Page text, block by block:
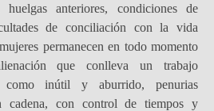
anteriores, condiciones de
de conciliación con la vida
permanecen en todo momento
que conlleva un trabajo
como inútil y aburrido, penurias
cadena, con control de tiempos y